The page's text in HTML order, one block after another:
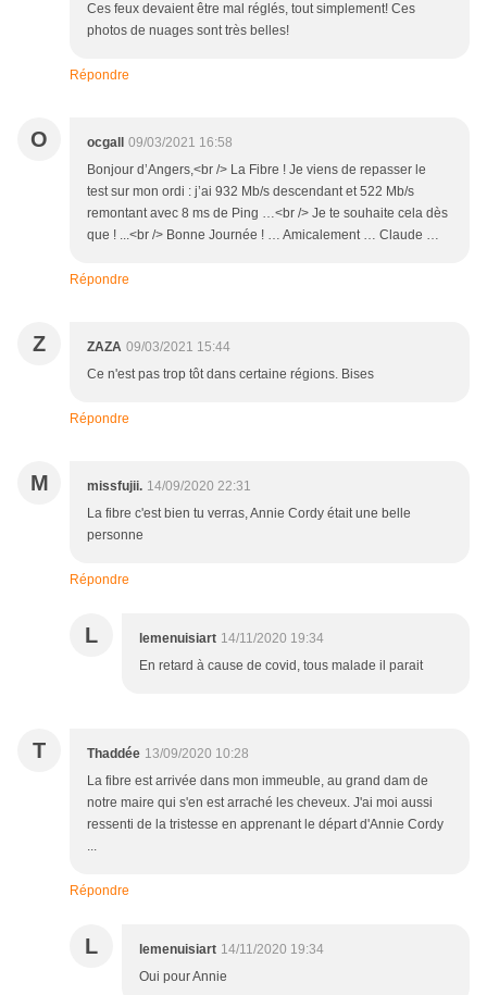
Ces feux devaient être mal réglés, tout simplement! Ces
photos de nuages sont très belles!
Répondre
O ocgall
09/03/2021 16:58
Bonjour d’Angers,<br /> La Fibre ! Je viens de repasser le
test sur mon ordi : j’ai 932 Mb/s descendant et 522 Mb/s
remontant avec 8 ms de Ping …<br /> Je te souhaite cela dès
que ! ...<br /> Bonne Journée ! … Amicalement … Claude …
Répondre
Z ZAZA 09/03/2021 15:44
Ce n'est pas trop tôt dans certaine régions. Bises
Répondre
M missfujii. 14/09/2020 22:31
La fibre c'est bien tu verras, Annie Cordy était une belle
personne
Répondre
L lemenuisiart 14/11/2020 19:34
En retard à cause de covid, tous malade il parait
T Thaddée 13/09/2020 10:28
La fibre est arrivée dans mon immeuble, au grand dam de
notre maire qui s'en est arraché les cheveux. J'ai moi aussi
ressenti de la tristesse en apprenant le départ d'Annie Cordy
...
Répondre
L lemenuisiart 14/11/2020 19:34
Oui pour Annie